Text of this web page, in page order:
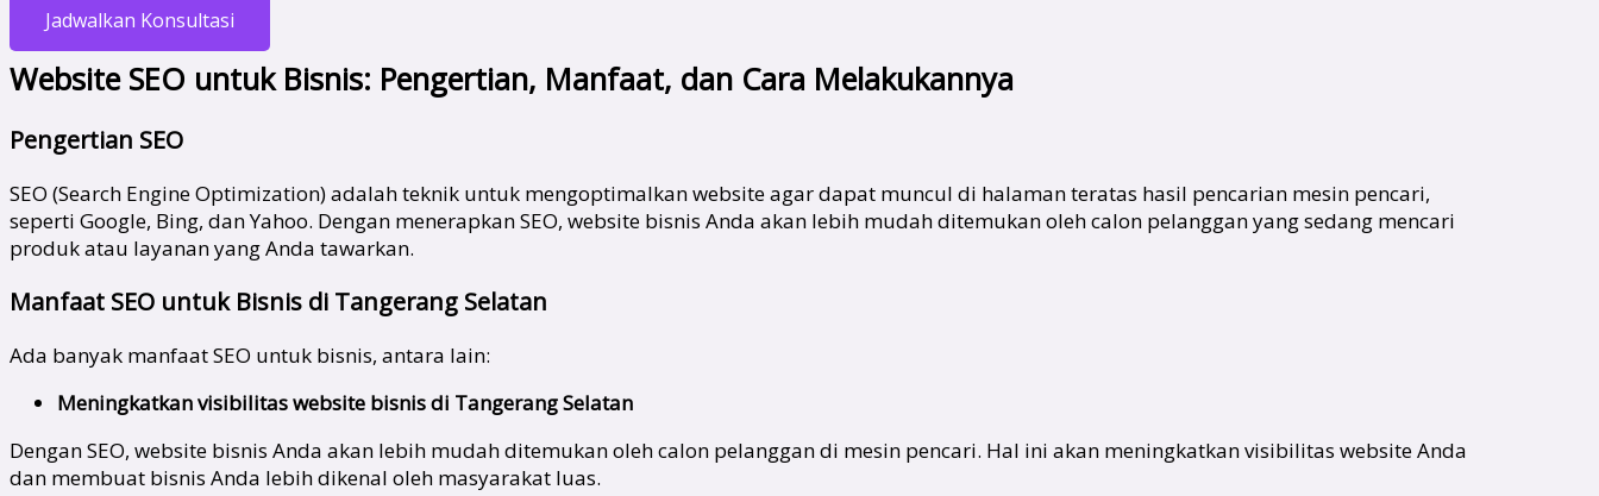
Jadwalkan Konsultasi
Website SEO untuk Bisnis: Pengertian, Manfaat, dan Cara Melakukannya
Pengertian SEO
SEO (Search Engine Optimization) adalah teknik untuk mengoptimalkan website agar dapat muncul di halaman teratas hasil pencarian mesin pencari,
seperti Google, Bing, dan Yahoo. Dengan menerapkan SEO, website bisnis Anda akan lebih mudah ditemukan oleh calon pelanggan yang sedang mencari
produk atau layanan yang Anda tawarkan.
Manfaat SEO untuk Bisnis di Tangerang Selatan
Ada banyak manfaat SEO untuk bisnis, antara lain:
Meningkatkan visibilitas website bisnis di Tangerang Selatan
Dengan SEO, website bisnis Anda akan lebih mudah ditemukan oleh calon pelanggan di mesin pencari. Hal ini akan meningkatkan visibilitas website Anda
dan membuat bisnis Anda lebih dikenal oleh masyarakat luas.